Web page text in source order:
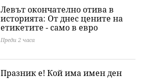
Левът окончателно отива в
историята: Oт днес цените на
етикетите - само в евро
Преди 2 часа
Празник е! Кой има имен ден